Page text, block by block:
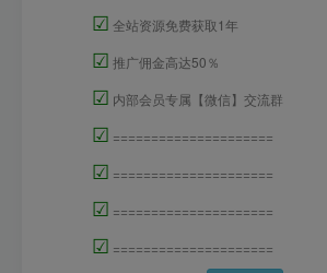
☑ 全站资源免费获取1年
☑ 推广佣金高达50％
☑ 内部会员专属【微信】交流群
☑ =====================
☑ =====================
☑ =====================
☑ =====================